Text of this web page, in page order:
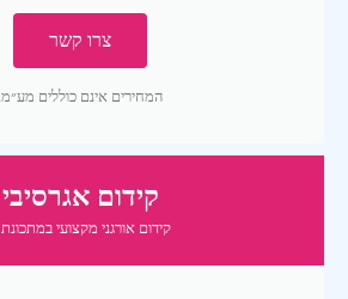
צרו קשר
המחירים אינם כוללים מע״מ.
קידום אגרסיבי
קידום אורגני מקצועי במתכונת 4